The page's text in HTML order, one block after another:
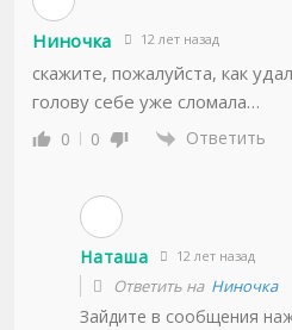
Ниночка 12 лет назад
скажите, пожалуйста, как
голову себе уже сломала…
0 0 Ответить
Наташа 12 лет назад
Ответить на Ниночка
Зайдите в сообщения